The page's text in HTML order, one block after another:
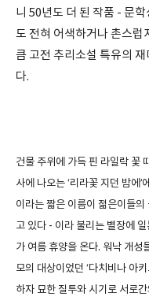
니 50년도 더 된 작품 - 문
도 전혀 어색하거나 촌스럽
큼 고전 추리소설 특유의
다.
건물 주위에 가득 핀 라일락 꽃
사에 나오는 ‘리라꽃 지던 밤에
이라는 짧은 이름이 젊은이들
고 있다 - 이라 불리는 별장에
가 여름 휴양을 온다. 워낙 개성
모의 대상이었던 ‘다치비나 아
하자 묘한 질투와 시기로 서로